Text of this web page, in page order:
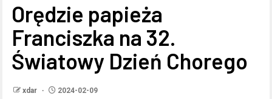
Orędzie papieża
Franciszka na 32.
Światowy Dzień Chorego
xdar 2024-02-09